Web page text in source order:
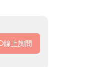
線上詢問